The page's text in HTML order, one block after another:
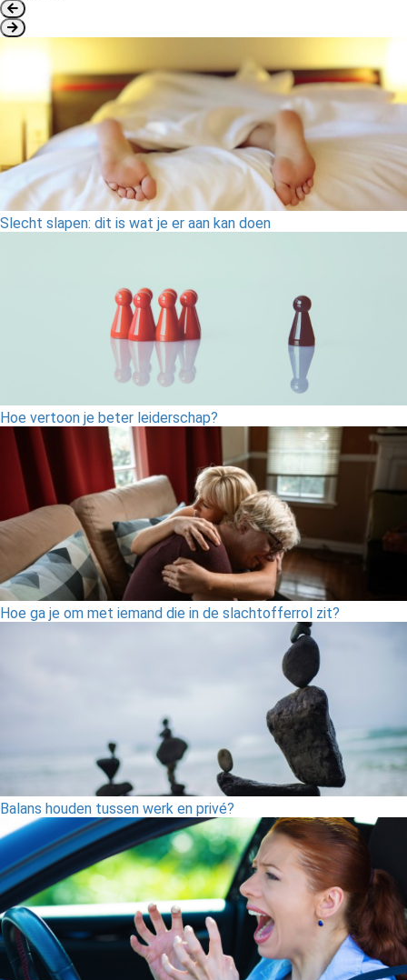
Slecht slapen: dit is wat je er aan kan doen
Hoe vertoon je beter leiderschap?
Hoe ga je om met iemand die in de slachtofferrol zit?
Balans houden tussen werk en privé?